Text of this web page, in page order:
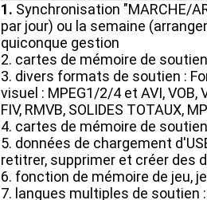
1. Synchronisation "MARCHE/
par jour) ou la semaine
quiconque gestion
2. cartes de mémoire de
3. divers formats de soutien :
visuel : MPEG1/2/4 et AVI, VOB,
FIV, RMVB, SOLIDES TOTAUX,
4. cartes de mémoire de
5. données de chargement
retitrer, supprimer et créer des
6. fonction de mémoire de jeu,
7. langues multiples de soutien :